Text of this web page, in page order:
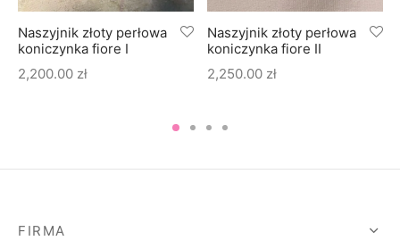
Naszyjnik złoty perłowa
koniczynka fiore I
2,200.00 zł
Naszyjnik złoty perłowa
koniczynka fiore II
2,250.00 zł
FIRMA